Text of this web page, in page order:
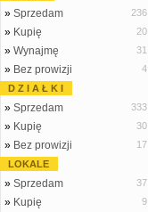
» Sprzedam 236
» Kupię 20
» Wynajmę 31
» Bez prowizji
4
D Z I A Ł K I
» Sprzedam 333
» Kupię 30
» Bez prowizji
17
LOKALE
» Sprzedam 37
» Kupię 9